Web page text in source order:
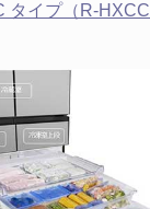
タイプ（R-HXCC